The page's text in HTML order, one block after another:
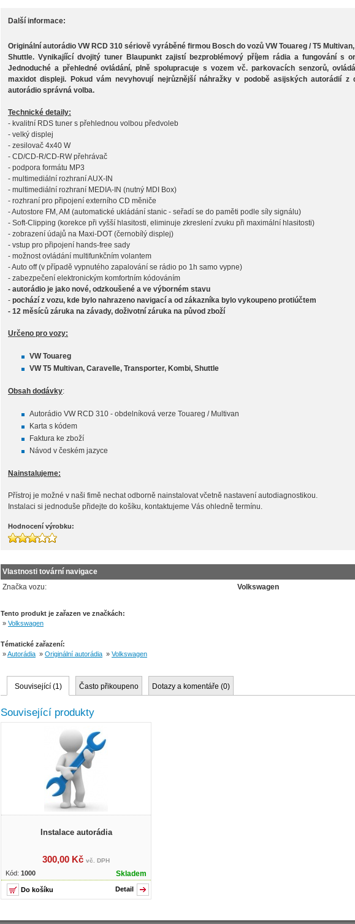
Další informace:
Originální autorádio VW RCD 310 sériově vyráběné firmou Bosch do vozů VW Touareg / T5
Shuttle. Vynikajíící dvojitý tuner Blaupunkt zajistí bezproblémový příjem rádia a fungování s
Jednoduché a přehledné ovládání, plně spolupracuje s vozem vč. parkovacích senzorů,
maxidot displeji. Pokud vám nevyhovují nejrůznější náhražky v podobě asijských autorádií z
autorádio správná volba.
Technické detaily:
- kvalitní RDS tuner s přehlednou volbou předvoleb
- velký displej
- zesilovač 4x40 W
- CD/CD-R/CD-RW přehrávač
- podpora formátu MP3
- multimediální rozhraní AUX-IN
- multimediální rozhraní MEDIA-IN (nutný MDI Box)
- rozhraní pro připojení externího CD měniče
- Autostore FM, AM (automatické ukládání stanic - seřadí se do paměti podle síly signálu)
- Soft-Clipping (korekce při vyšší hlasitosti, eliminuje zkreslení zvuku při maximální hlasitosti)
- zobrazení údajů na Maxi-DOT (černobílý displej)
- vstup pro připojení hands-free sady
- možnost ovládání multifunkčním volantem
- Auto off (v případě vypnutého zapalování se rádio po 1h samo vypne)
- zabezpečení elektronickým komfortním kódováním
- autorádio je jako nové, odzkoušené a ve výborném stavu
- pochází z vozu, kde bylo nahrazeno navigací a od zákazníka bylo vykoupeno protiúčtem
- 12 měsíců záruka na závady, doživotní záruka na původ zboží
Určeno pro vozy:
VW Touareg
VW T5 Multivan, Caravelle, Transporter, Kombi, Shuttle
Obsah dodávky:
Autorádio VW RCD 310 - obdelníková verze Touareg / Multivan
Karta s kódem
Faktura ke zboží
Návod v českém jazyce
Nainstalujeme:
Přístroj je možné v naši fimě nechat odborně nainstalovat včetně nastavení autodiagnostikou.
Instalaci si jednoduše přidejte do košíku, kontaktujeme Vás ohledně termínu.
Hodnocení výrobku:
Vlastnosti tovární navigace
Značka vozu:
Volkswagen
Tento produkt je zařazen ve značkách:
» Volkswagen
Tématické zařazení:
»Autorádia » Originální autorádia » Volkswagen
Související (1) Často přikoupeno Dotazy a komentáře (0)
Související produkty
Instalace autorádia
300,00 Kč vč. DPH
Kód: 1000 Skladem
Detail